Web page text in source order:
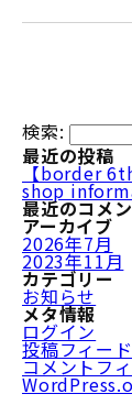
検索:
最近の投稿
【border
shop
最近のコメ
アーカイブ
2026年7月
2023年11月
カテゴリー
お知らせ
メタ情報
ログイン
投稿フィード
コメントフ